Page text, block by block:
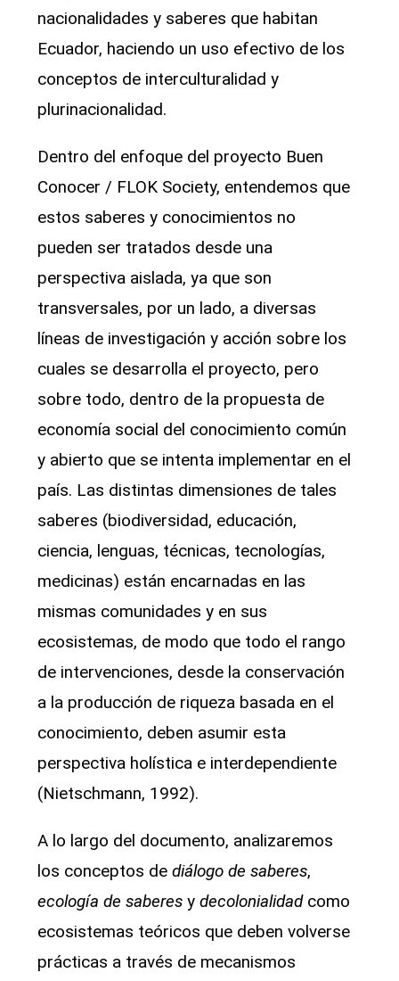
nacionalidades y saberes que habitan
Ecuador, haciendo un uso efectivo de los
conceptos de interculturalidad y
plurinacionalidad.
Dentro del enfoque del proyecto Buen
Conocer / FLOK Society, entendemos que
estos saberes y conocimientos no
pueden ser tratados desde una
perspectiva aislada, ya que son
transversales, por un lado, a diversas
líneas de investigación y acción sobre los
cuales se desarrolla el proyecto, pero
sobre todo, dentro de la propuesta de
economía social del conocimiento común
y abierto que se intenta implementar en el
país. Las distintas dimensiones de tales
saberes (biodiversidad, educación,
ciencia, lenguas, técnicas, tecnologías,
medicinas) están encarnadas en las
mismas comunidades y en sus
ecosistemas, de modo que todo el rango
de intervenciones, desde la conservación
a la producción de riqueza basada en el
conocimiento, deben asumir esta
perspectiva holística e interdependiente
(Nietschmann, 1992).
A lo largo del documento, analizaremos
los conceptos de diálogo de saberes,
ecología de saberesy decolonialidadcomo
ecosistemas teóricos que deben volverse
prácticas a través de mecanismos